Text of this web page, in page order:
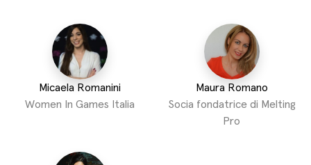
Micaela Romanini
Women In Games Italia
Maura Romano
Socia fondatrice di Melting
Pro